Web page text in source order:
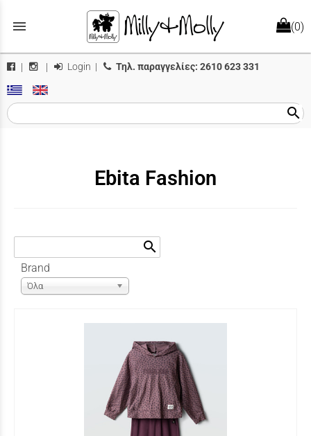
menu (0)
| | Login | Τηλ. παραγγελίες: 2610 623 331
search
Ebita Fashion
search
Brand
Όλα